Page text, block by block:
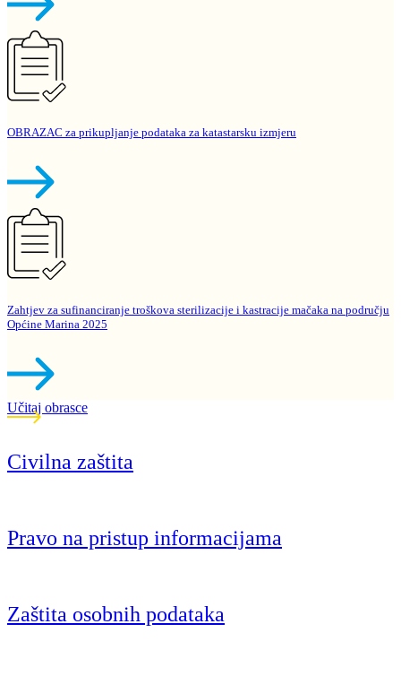
OBRAZAC za prikupljanje podataka za katastarsku izmjeru
Zahtjev za sufinanciranje troškova sterilizacije i kastracije mačaka na području
Općine Marina 2025
Učitaj obrasce
Civilna zaštita
Pravo na pristup informacijama
Zaštita osobnih podataka